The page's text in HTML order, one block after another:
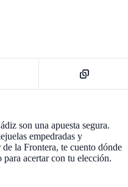
son una apuesta segura.
empedradas y
la Frontera, te cuento dónde
acertar con tu elección.